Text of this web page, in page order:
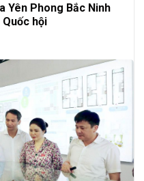
Yên Phong Bắc Ninh
hội